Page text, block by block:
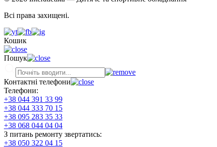
Всі права захищені.
Кошик
Пошук
Контактні телефони
Телефони:
+38 044 391 33 99
+38 044 333 70 15
+38 095 283 35 33
+38 068 044 04 04
З питань ремонту звертатись:
+38 050 322 04 15